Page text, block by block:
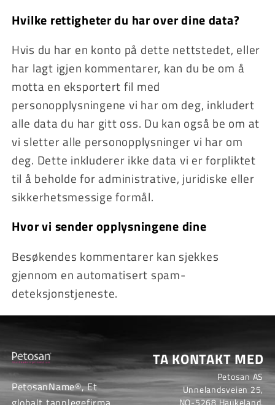
Hvilke rettigheter du har over dine data?
Hvis du har en konto på dette nettstedet, eller
har lagt igjen kommentarer, kan du be om å
motta en eksportert fil med
personopplysningene vi har om deg, inkludert
alle data du har gitt oss. Du kan også be om at
vi sletter alle personopplysninger vi har om
deg. Dette inkluderer ikke data vi er forpliktet
til å beholde for administrative, juridiske eller
sikkerhetsmessige formål.
Hvor vi sender opplysningene dine
Besøkendes kommentarer kan sjekkes
gjennom en automatisert spam-
deteksjonstjeneste.
PetosanName®, Et
TA KONTAKT MED
Petosan AS
Unnelandsveien 25,
NO-5268 Haukeland,